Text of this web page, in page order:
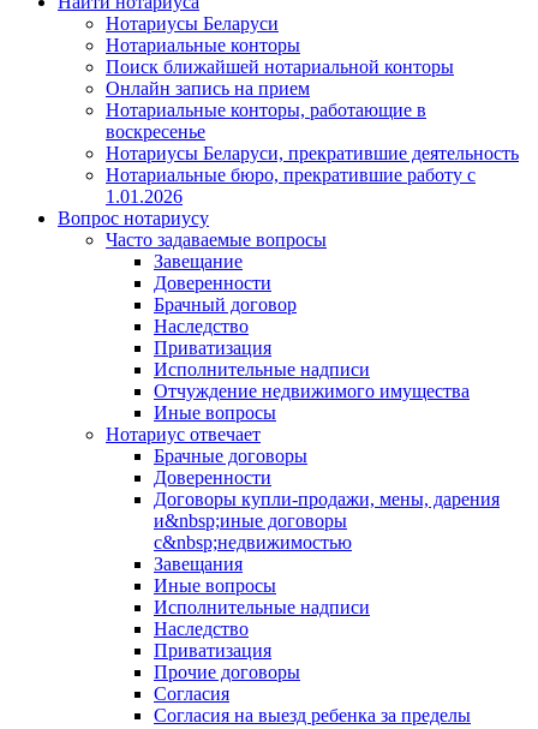
Нотариусы Беларуси
Нотариальные конторы
Поиск ближайшей нотариальной конторы
Онлайн запись на прием
Нотариальные конторы, работающие в
воскресенье
Нотариусы Беларуси, прекратившие деятельность
Нотариальные бюро, прекратившие работу с
1.01.2026
Вопрос нотариусу
Часто задаваемые вопросы
Завещание
Доверенности
Брачный договор
Наследство
Приватизация
Исполнительные надписи
Отчуждение недвижимого имущества
Иные вопросы
Нотариус отвечает
Брачные договоры
Доверенности
Договоры купли-продажи, мены, дарения
и&nbsp;иные договоры
с&nbsp;недвижимостью
Завещания
Иные вопросы
Исполнительные надписи
Наследство
Приватизация
Прочие договоры
Согласия
Согласия на выезд ребенка за пределы